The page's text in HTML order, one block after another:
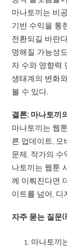
마나토끼는 비
기반 수익을 통
전환되길 바란
명해질 가능성
자 수와 영향력
생태계의 변화
볼 수 있다.
결론: 마나토끼
마나토끼는 웹
른 업데이트,
문제, 작가의
나토끼는 웹툰
께 이뤄진다면
이트를 넘어, 디
자주 묻는 질문
마나토끼